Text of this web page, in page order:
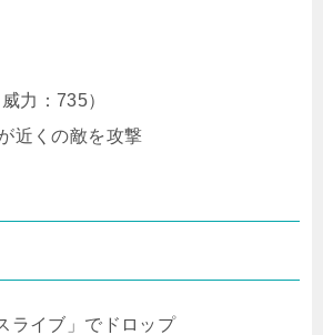
力：735）
近くの敵を攻撃
ライブ」でドロップ